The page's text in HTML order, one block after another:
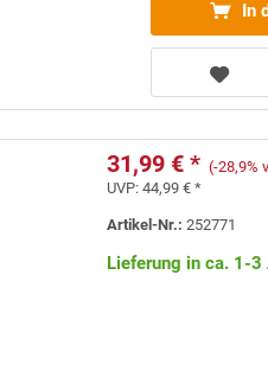
In
31,99 € * (-28,9%
UVP:44,99 € *
Artikel-Nr.:252771
Lieferung in ca. 1-